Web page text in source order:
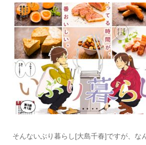
そんないぶり暮らし[大島千春]ですが、な